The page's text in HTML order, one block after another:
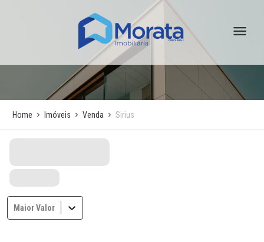
Home Imóveis Venda Sirius
Maior Valor